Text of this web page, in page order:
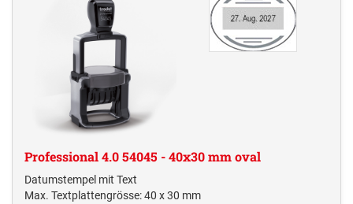
Professional 4.0 54045 - 40x30 mm oval
Datumstempel mit Text
Max. Textplattengrösse: 40 x 30 mm